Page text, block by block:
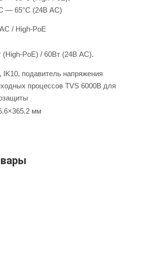
— 65°С (24В AC)
/ High-PoE
(High-PoE) / 60Вт (24В АС).
IK10, подавитель напряжения
процессов TVS 6000В для
мм